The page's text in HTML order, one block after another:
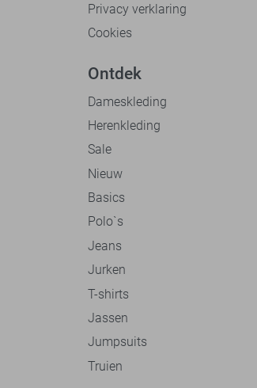
Privacy verklaring
Cookies
Ontdek
Dameskleding
Herenkleding
Sale
Nieuw
Basics
Polo`s
Jeans
Jurken
T-shirts
Jassen
Jumpsuits
Truien